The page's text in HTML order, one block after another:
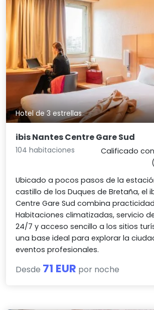
Hotel de 3 estrellas
ibis Nantes Centre Gare Sud
104 habitaciones
Calificado
Ubicado a pocos pasos de la
castillo de los Duques de Bretaña, el
Centre Gare Sud combina
Habitaciones climatizadas, servicio
24/7 y acceso sencillo a los sitios
una base ideal para explorar la
eventos profesionales.
Desde 71 EUR por noche